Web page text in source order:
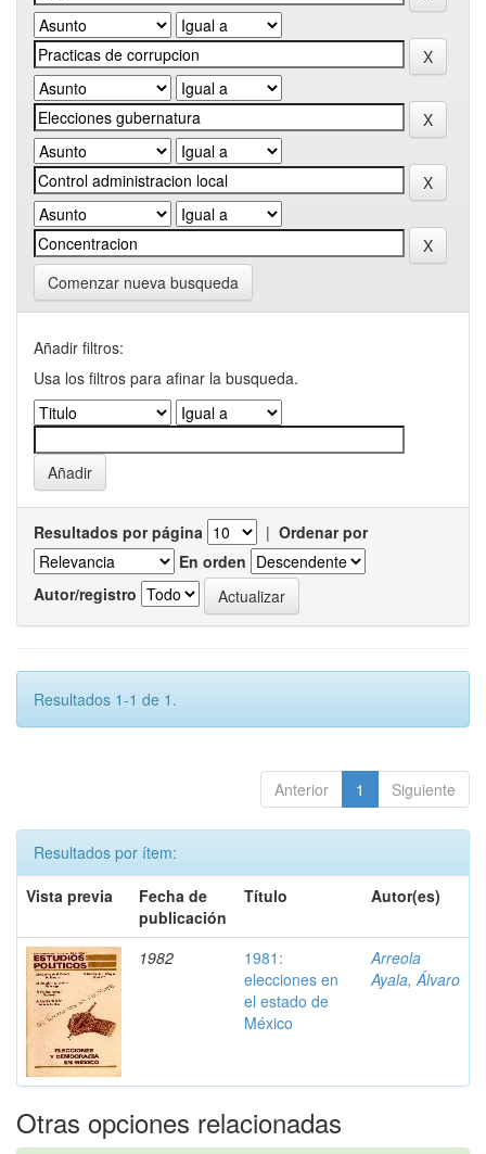
Comenzar nueva busqueda
Añadir filtros:
Usa los filtros para afinar la busqueda.
Resultados por página | Ordenar por
En orden
Autor/registro
Resultados 1-1 de 1.
Anterior 1 Siguiente
Resultados por ítem:
Vista previa
Fecha de
publicación
Título Autor(es)
1982
1981:
elecciones en
el estado de
México
Arreola
Ayala, Álvaro
Otras opciones relacionadas